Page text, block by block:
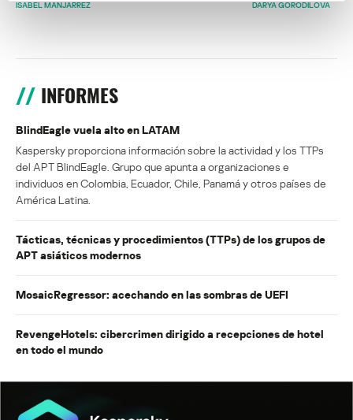
ISABEL MANJARREZ
DARYA GORODILOVA
INFORMES
BlindEagle vuela alto en LATAM
Kaspersky proporciona información sobre la actividad y los TTPs
del APT BlindEagle. Grupo que apunta a organizaciones e
individuos en Colombia, Ecuador, Chile, Panamá y otros países de
América Latina.
Tácticas, técnicas y procedimientos (TTPs) de los grupos de
APT asiáticos modernos
MosaicRegressor: acechando en las sombras de UEFI
RevengeHotels: cibercrimen dirigido a recepciones de hotel
en todo el mundo